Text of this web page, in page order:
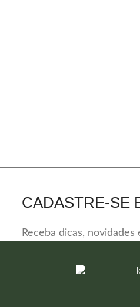
CADASTRE-SE
Receba dicas,